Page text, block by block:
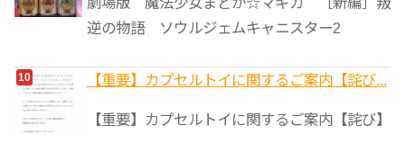
逆の物語 ソウルジェムキャニスター2
【重要】カプセルトイに関するご案内【詫び...
【重要】カプセルトイに関するご案内【詫び】